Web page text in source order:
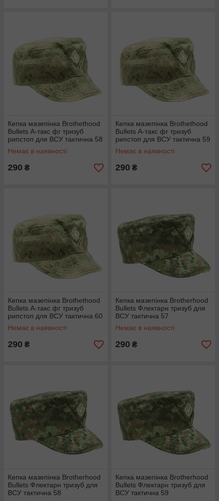
Кепка мазепінка Brothethood
Bullets А-такс фг тризуб
рипстоп для ВСУ тактична 58
Немає в наявності
290 ₴
Кепка мазепінка Brothethood
Bullets А-такс фг тризуб
рипстоп для ВСУ тактична 59
Немає в наявності
290 ₴
Кепка мазепінка Brothethood
Bullets А-такс фг тризуб
рипстоп для ВСУ тактична 60
Немає в наявності
290 ₴
Кепка мазепінка Brotherhood
Bullets Флектарн тризуб для
ВСУ тактична 57
Немає в наявності
290 ₴
Кепка мазепінка Brotherhood
Bullets Флектарн тризуб для
ВСУ тактична 58
Кепка мазепінка Brotherhood
Bullets Флектарн тризуб для
ВСУ тактична 59